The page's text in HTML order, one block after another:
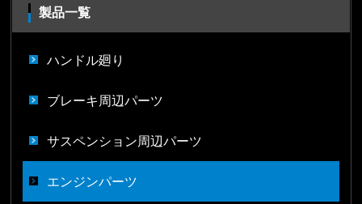
製品一覧
ハンドル廻り
ブレーキ周辺パーツ
サスペンション周辺パーツ
エンジンパーツ